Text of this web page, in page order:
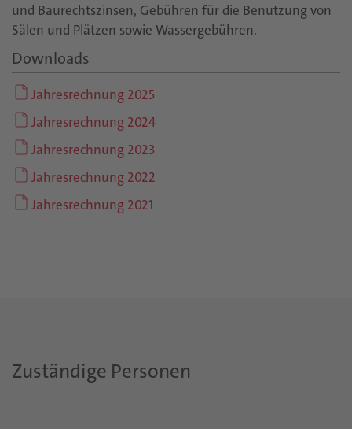
und Baurechtszinsen, Gebühren für die Benutzung von
Sälen und Plätzen sowie Wassergebühren.
Downloads
Jahresrechnung 2025
Jahresrechnung 2024
Jahresrechnung 2023
Jahresrechnung 2022
Jahresrechnung 2021
Zuständige Personen